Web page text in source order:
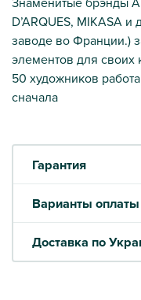
D’ARQUES, MIKASA
заводе во Франции.)
элементов для своих
50 художников
сначала
Гарантия
Варианты оплаты
Доставка по